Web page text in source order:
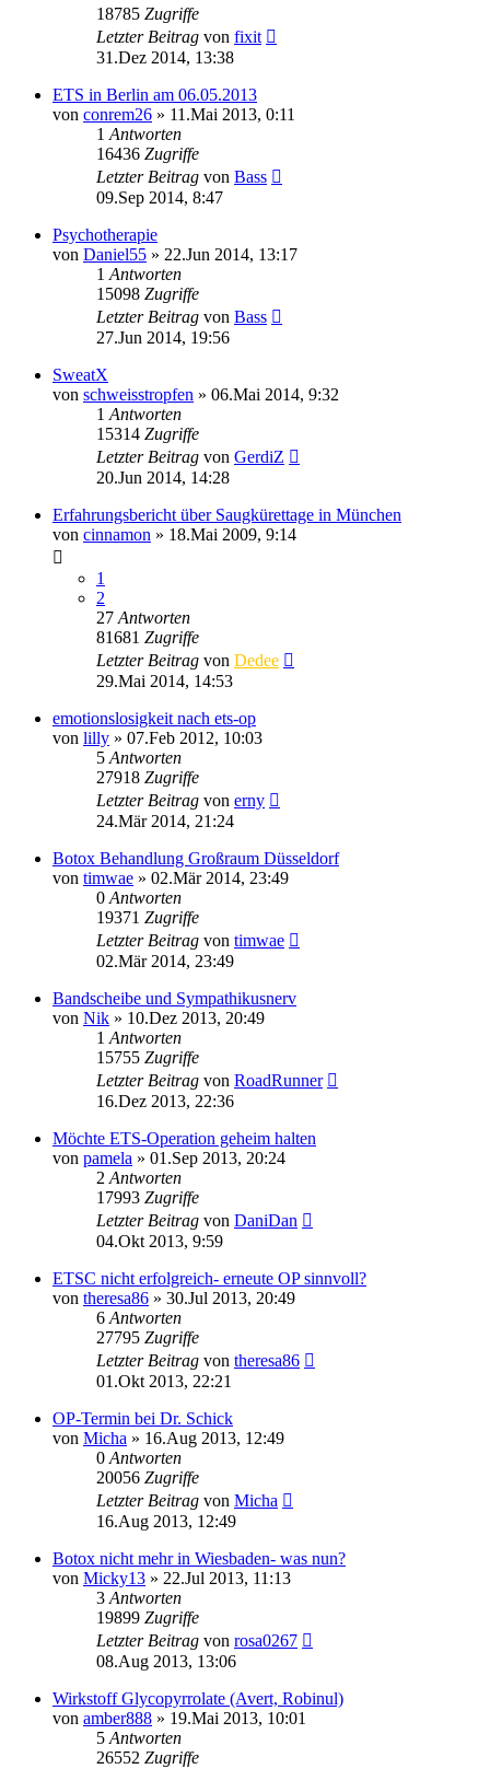
18785 Zugriffe
Letzter Beitrag von fixit
31.Dez 2014, 13:38
ETS in Berlin am 06.05.2013
von conrem26 » 11.Mai 2013, 0:11
1 Antworten
16436 Zugriffe
Letzter Beitrag von Bass
09.Sep 2014, 8:47
Psychotherapie
von Daniel55 » 22.Jun 2014, 13:17
1 Antworten
15098 Zugriffe
Letzter Beitrag von Bass
27.Jun 2014, 19:56
SweatX
von schweisstropfen » 06.Mai 2014, 9:32
1 Antworten
15314 Zugriffe
Letzter Beitrag von GerdiZ
20.Jun 2014, 14:28
Erfahrungsbericht über Saugkürettage in München
von cinnamon » 18.Mai 2009, 9:14
1
2
27 Antworten
81681 Zugriffe
Letzter Beitrag von Dedee
29.Mai 2014, 14:53
emotionslosigkeit nach ets-op
von lilly » 07.Feb 2012, 10:03
5 Antworten
27918 Zugriffe
Letzter Beitrag von erny
24.Mär 2014, 21:24
Botox Behandlung Großraum Düsseldorf
von timwae » 02.Mär 2014, 23:49
0 Antworten
19371 Zugriffe
Letzter Beitrag von timwae
02.Mär 2014, 23:49
Bandscheibe und Sympathikusnerv
von Nik » 10.Dez 2013, 20:49
1 Antworten
15755 Zugriffe
Letzter Beitrag von RoadRunner
16.Dez 2013, 22:36
Möchte ETS-Operation geheim halten
von pamela » 01.Sep 2013, 20:24
2 Antworten
17993 Zugriffe
Letzter Beitrag von DaniDan
04.Okt 2013, 9:59
ETSC nicht erfolgreich- erneute OP sinnvoll?
von theresa86 » 30.Jul 2013, 20:49
6 Antworten
27795 Zugriffe
Letzter Beitrag von theresa86
01.Okt 2013, 22:21
OP-Termin bei Dr. Schick
von Micha » 16.Aug 2013, 12:49
0 Antworten
20056 Zugriffe
Letzter Beitrag von Micha
16.Aug 2013, 12:49
Botox nicht mehr in Wiesbaden- was nun?
von Micky13 » 22.Jul 2013, 11:13
3 Antworten
19899 Zugriffe
Letzter Beitrag von rosa0267
08.Aug 2013, 13:06
Wirkstoff Glycopyrrolate (Avert, Robinul)
von amber888 » 19.Mai 2013, 10:01
5 Antworten
26552 Zugriffe